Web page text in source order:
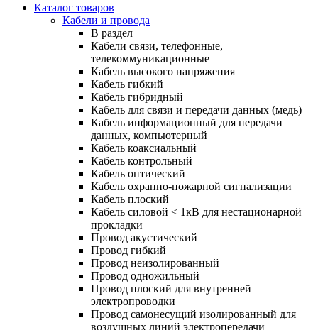
Каталог товаров
Кабели и провода
В раздел
Кабели связи, телефонные,
телекоммуникационные
Кабель высокого напряжения
Кабель гибкий
Кабель гибридный
Кабель для связи и передачи данных (медь)
Кабель информационный для передачи
данных, компьютерный
Кабель коаксиальный
Кабель контрольный
Кабель оптический
Кабель охранно-пожарной сигнализации
Кабель плоский
Кабель силовой < 1кВ для нестационарной
прокладки
Провод акустический
Провод гибкий
Провод неизолированный
Провод одножильный
Провод плоский для внутренней
электропроводки
Провод самонесущий изолированный для
воздушных линий электропередачи